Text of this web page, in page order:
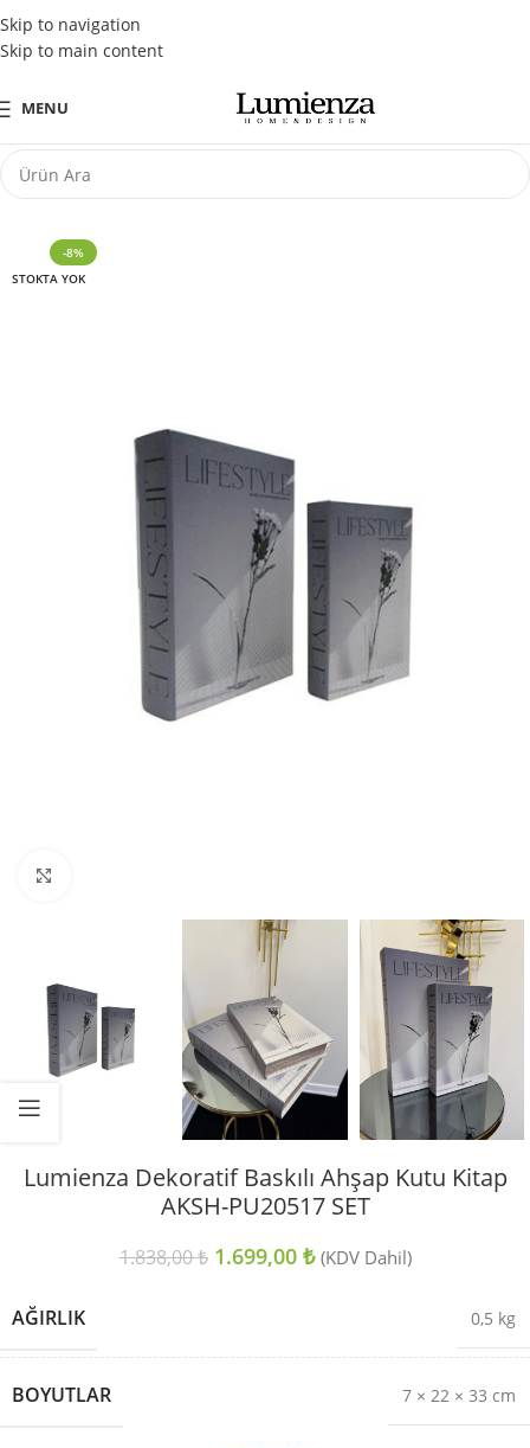
Skip to navigation
Skip to main content
Tüm Kredi Kartlarına Peşin Fiyatına 3 Taksit Fırsatı
MENU
-8%
STOKTA YOK
Lumienza Dekoratif Baskılı Ahşap Kutu Kitap
AKSH-PU20517 SET
1.838,00₺ 1.699,00 ₺ (KDV Dahil)
AĞIRLIK 0,5 kg
BOYUTLAR 7 × 22 × 33 cm